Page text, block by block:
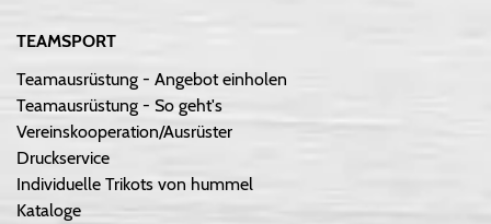
TEAMSPORT
Teamausrüstung - Angebot einholen
Teamausrüstung - So geht's
Vereinskooperation/Ausrüster
Druckservice
Individuelle Trikots von hummel
Kataloge